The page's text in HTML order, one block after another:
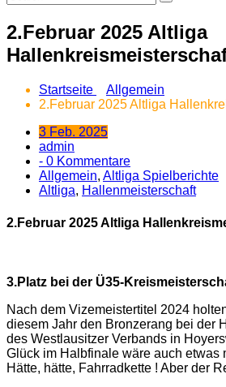
2.Februar 2025 Altliga
Startseite
Allgemein
2.Februar 2025 Altliga
3 Feb. 2025
admin
- 0 Kommentare
Allgemein, Altliga Spielberichte
Altliga, Hallenmeisterschaft
2.Februar 2025 Altliga
3.Platz bei der Ü35-
Nach dem Vizemeistertitel 2024
diesem Jahr den Bronzerang bei der
des Westlausitzer Verbands in
Glück im Halbfinale wäre auch etwas
Hätte, hätte, Fahrradkette ! Aber der